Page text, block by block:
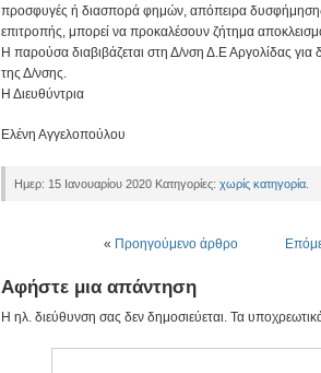
προσφυγές ή διασπορά φημών, απόπειρα
επιτροπής, μπορεί να προκαλέσουν ζήτημα
H παρούσα διαβιβάζεται στη Δ/νση Δ.Ε Αργολίδας για
της Δ/νσης.
Η Διευθύντρια
Ελένη Αγγελοπούλου
Ημερ: 15 Ιανουαρίου 2020 Κατηγορίες: χωρίς κατηγορία
« Προηγούμενο άρθρο
Αφήστε μια απάντηση
Η ηλ. διεύθυνση σας δεν δημοσιεύεται. Τα